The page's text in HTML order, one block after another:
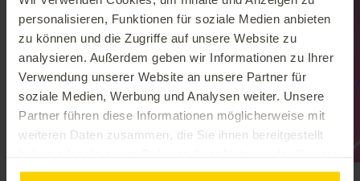
personalisieren, Funktionen für soziale Medien anbieten
zu können und die Zugriffe auf unsere Website zu
analysieren. Außerdem geben wir Informationen zu Ihrer
Verwendung unserer Website an unsere Partner für
soziale Medien, Werbung und Analysen weiter. Unsere
Partner führen diese Informationen möglicherweise mit
weiteren Daten zusammen, die Sie ihnen bereitgestellt
gesammelt haben.